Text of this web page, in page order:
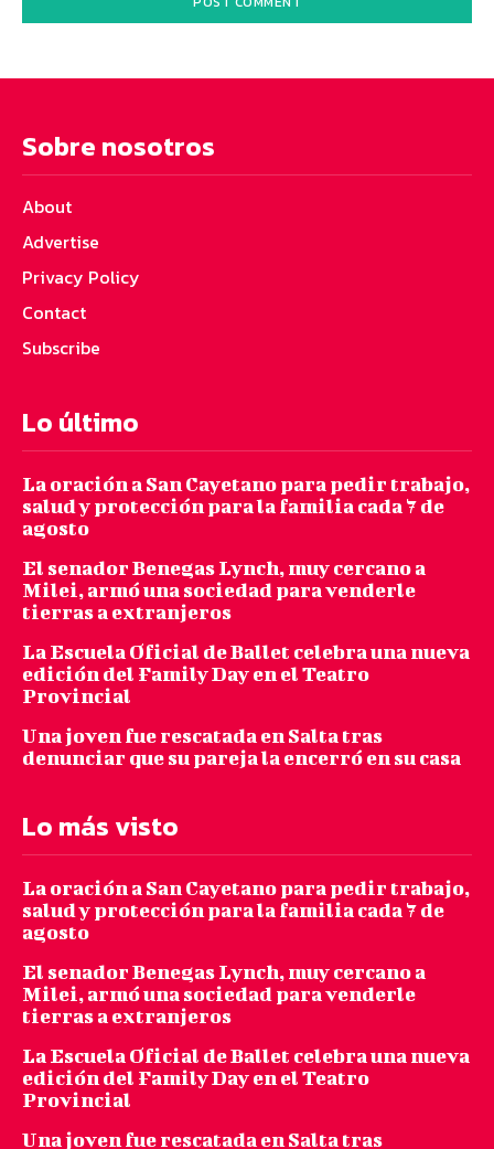
Sobre nosotros
About
Advertise
Privacy Policy
Contact
Subscribe
Lo último
La oración a San Cayetano para pedir trabajo,
salud y protección para la familia cada 7 de
agosto
El senador Benegas Lynch, muy cercano a
Milei, armó una sociedad para venderle
tierras a extranjeros
La Escuela Oficial de Ballet celebra una nueva
edición del Family Day en el Teatro
Provincial
Una joven fue rescatada en Salta tras
denunciar que su pareja la encerró en su casa
Lo más visto
La oración a San Cayetano para pedir trabajo,
salud y protección para la familia cada 7 de
agosto
El senador Benegas Lynch, muy cercano a
Milei, armó una sociedad para venderle
tierras a extranjeros
La Escuela Oficial de Ballet celebra una nueva
edición del Family Day en el Teatro
Provincial
Una joven fue rescatada en Salta tras